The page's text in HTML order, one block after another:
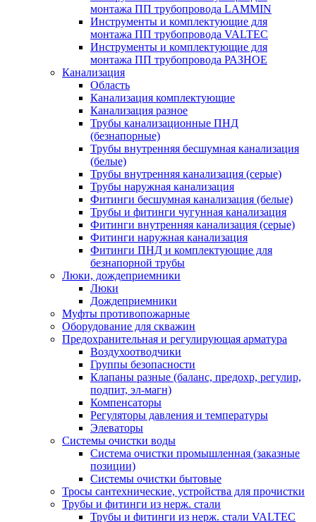
монтажа ПП трубопровода LAMMIN
Инструменты и комплектующие для
монтажа ПП трубопровода VALTEC
Инструменты и комплектующие для
монтажа ПП трубопровода РАЗНОЕ
Канализация
Область
Канализация комплектующие
Канализация разное
Трубы канализационные ПНД
(безнапорные)
Трубы внутренняя бесшумная канализация
(белые)
Трубы внутренняя канализация (серые)
Трубы наружная канализация
Фитинги бесшумная канализация (белые)
Трубы и фитинги чугунная канализация
Фитинги внутренняя канализация (серые)
Фитинги наружная канализация
Фитинги ПНД и комплектующие для
безнапорной трубы
Люки, дождеприемники
Люки
Дождеприемники
Муфты противопожарные
Оборудование для скважин
Предохранительная и регулирующая арматура
Воздухоотводчики
Группы безопасности
Клапаны разные (баланс, предохр, регулир,
подпит, эл-магн)
Компенсаторы
Регуляторы давления и температуры
Элеваторы
Системы очистки воды
Система очистки промышленная (заказные
позиции)
Системы очистки бытовые
Тросы сантехнические, устройства для прочистки
Трубы и фитинги из нерж. стали
Трубы и фитинги из нерж. стали VALTEC